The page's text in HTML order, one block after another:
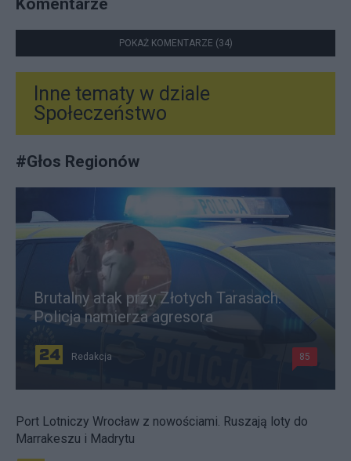
POKAŻ KOMENTARZE (34)
Inne tematy w dziale
Społeczeństwo
#Głos Regionów
Brutalny atak przy Złotych Tarasach.
Policja namierza agresora
Redakcja 85
Port Lotniczy Wrocław z nowościami. Ruszają loty do
Marrakeszu i Madrytu